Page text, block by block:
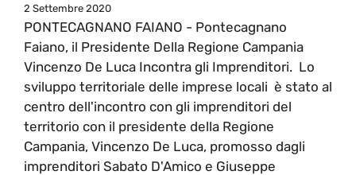
2 Settembre 2020
PONTECAGNANO FAIANO - Pontecagnano
Faiano, il Presidente Della Regione Campania
Vincenzo De Luca Incontra gli Imprenditori. Lo
sviluppo territoriale delle imprese locali è stato al
centro dell'incontro con gli imprenditori del
territorio con il presidente della Regione
Campania, Vincenzo De Luca, promosso dagli
imprenditori Sabato D'Amico e Giuseppe